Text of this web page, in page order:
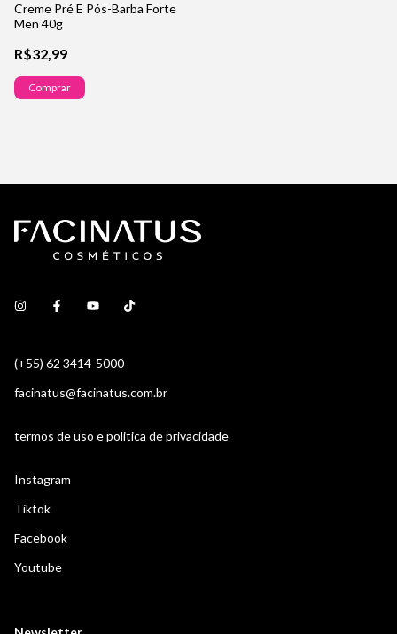
Creme Pré E Pós-Barba Forte
Men 40g
R$32,99
(+55) 62 3414-5000
facinatus@facinatus.com.br
termos de uso e politica de privacidade
Instagram
Tiktok
Facebook
Youtube